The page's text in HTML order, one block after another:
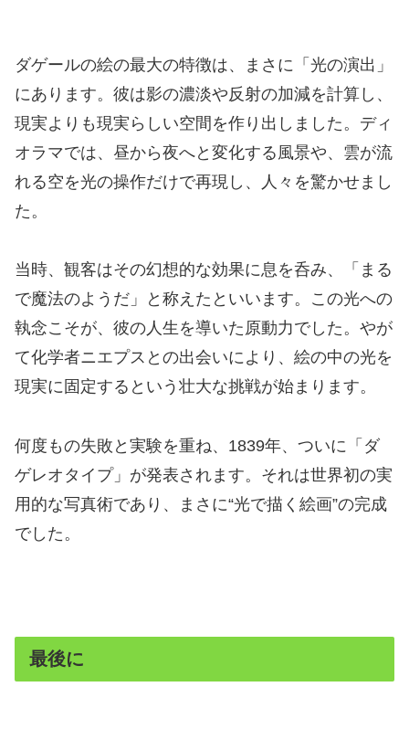
ダゲールの絵の最大の特徴は、まさに「光の演出」
にあります。彼は影の濃淡や反射の加減を計算し、
現実よりも現実らしい空間を作り出しました。ディ
オラマでは、昼から夜へと変化する風景や、雲が流
れる空を光の操作だけで再現し、人々を驚かせまし
た。
当時、観客はその幻想的な効果に息を呑み、「まる
で魔法のようだ」と称えたといいます。この光への
執念こそが、彼の人生を導いた原動力でした。やが
て化学者ニエプスとの出会いにより、絵の中の光を
現実に固定するという壮大な挑戦が始まります。
何度もの失敗と実験を重ね、1839年、ついに「ダ
ゲレオタイプ」が発表されます。それは世界初の実
用的な写真術であり、まさに“光で描く絵画”の完成
でした。
最後に